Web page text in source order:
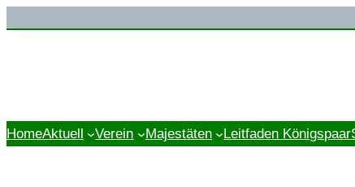
HomeAktuell Verein Majestäten Leitfaden Königspaar